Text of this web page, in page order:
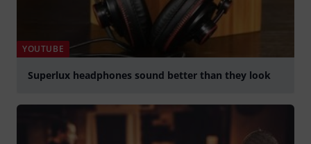
YOUTUBE
Superlux headphones sound better than they look